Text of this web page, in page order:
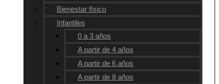
Bienestar físico
Infantiles
0 a 3 años
A partir de 4 años
A partir de 6 años
A partir de 8 años